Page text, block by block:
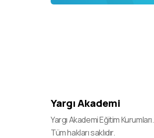
Yargı Akademi
Yargı Akademi Eğitim Kurumları.
Tüm hakları saklıdır.